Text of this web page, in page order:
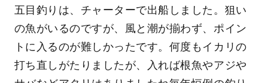
五目釣りは、チャーターで出船しました。狙い
の魚がいるのですが、風と潮が揃わず、ポイン
トに入るのが難しかったです。何度もイカリの
打ち直しがたりましたが、入れば根魚やアジや